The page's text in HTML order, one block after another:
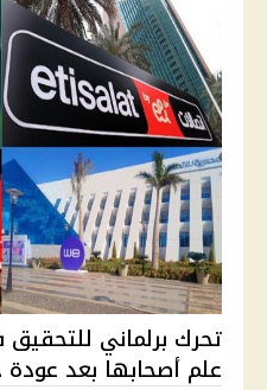
تحرك برلماني
علم أصحابها بعد عودة